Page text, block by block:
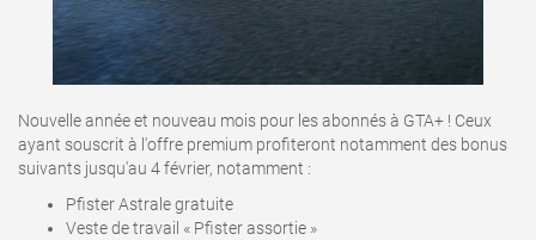
Nouvelle année et nouveau mois pour les abonnés à GTA+ ! Ceux
ayant souscrit à l'offre premium profiteront notamment des bonus
suivants jusqu'au 4 février, notamment :
Pfister Astrale gratuite
Veste de travail « Pfister assortie »